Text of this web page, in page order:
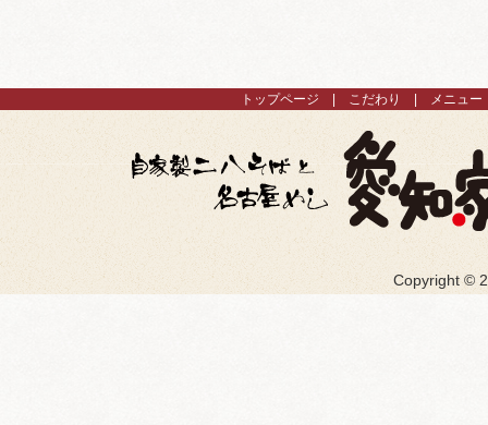
トップページ こだわり メニュー
Copyright ©